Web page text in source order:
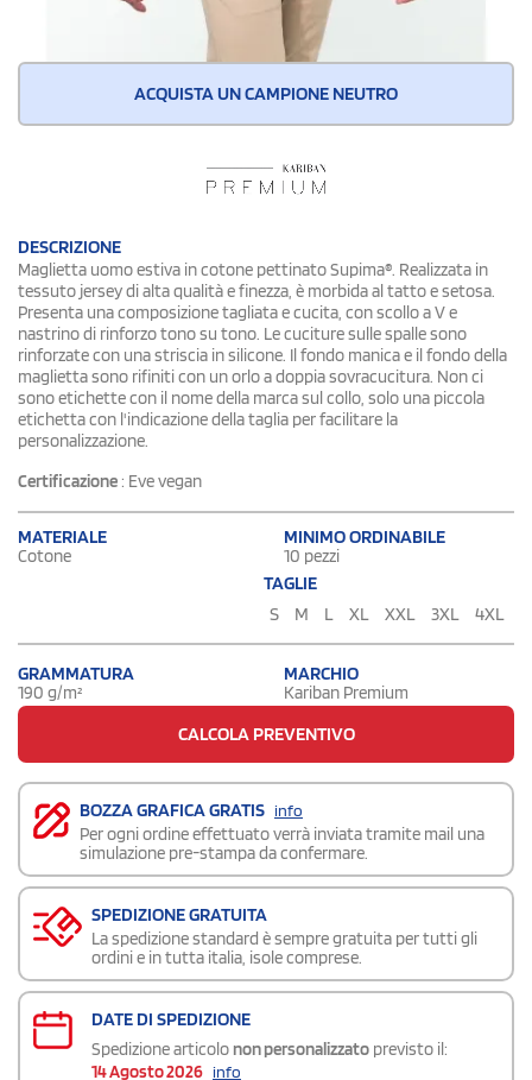
ACQUISTA UN CAMPIONE NEUTRO
DESCRIZIONE
Maglietta uomo estiva in cotone pettinato Supima®. Realizzata in
tessuto jersey di alta qualità e finezza, è morbida al tatto e setosa.
Presenta una composizione tagliata e cucita, con scollo a V e
nastrino di rinforzo tono su tono. Le cuciture sulle spalle sono
rinforzate con una striscia in silicone. Il fondo manica e il fondo della
maglietta sono rifiniti con un orlo a doppia sovracucitura. Non ci
sono etichette con il nome della marca sul collo, solo una piccola
etichetta con l'indicazione della taglia per facilitare la
personalizzazione.
Certificazione : Eve vegan
MATERIALE
Cotone
MINIMO ORDINABILE
10 pezzi
TAGLIE
S
M L XL XXL 3XL 4XL
GRAMMATURA
190 g/m²
MARCHIO
Kariban Premium
CALCOLA PREVENTIVO
BOZZA GRAFICA GRATIS info
Per ogni ordine effettuato verrà inviata tramite mail una
simulazione pre-stampa da confermare.
SPEDIZIONE GRATUITA
La spedizione standard è sempre gratuita per tutti gli
ordini e in tutta italia, isole comprese.
DATE DI SPEDIZIONE
Spedizione articolo non personalizzato previsto il:
14 Agosto 2026 info